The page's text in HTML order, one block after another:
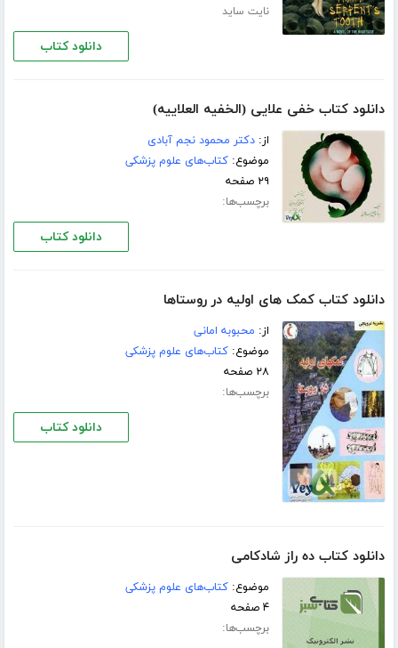
نایت ساید
دانلود کتاب
دانلود کتاب خفی علایی (الخفیه العلاییه)
از:دکتر محمود نجم آبادی
موضوع:کتاب‌های علوم پزشکی
۲۹ صفحه
برچسب‌ها:
دانلود کتاب
دانلود کتاب کمک های اولیه در روستاها
از: محبوبه امانی
موضوع:کتاب‌های علوم پزشکی
۲۸ صفحه
برچسب‌ها:
دانلود کتاب
دانلود کتاب ده راز شادکامی
موضوع:کتاب‌های علوم پزشکی
۴ صفحه
برچسب‌ها: